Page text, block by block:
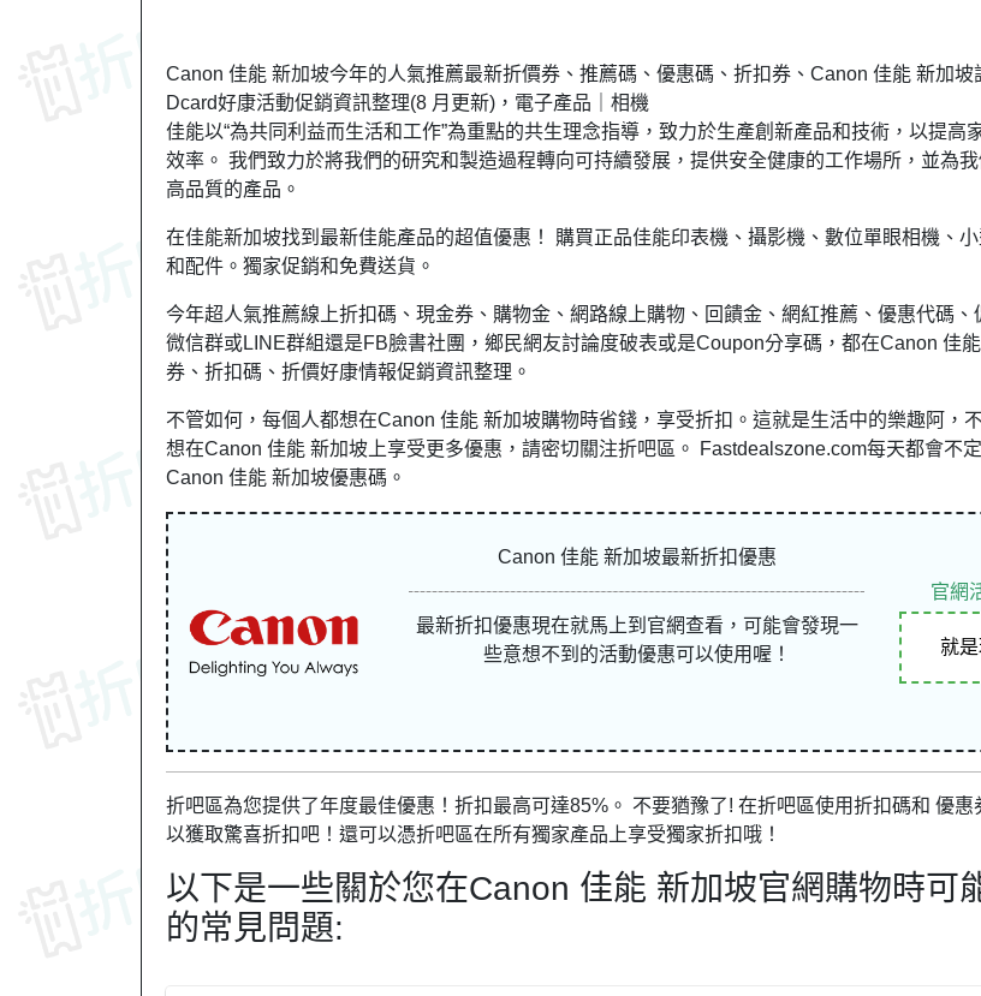
Canon 佳能 新加坡今年的人氣推薦最新折價券、推薦碼、優惠碼、折扣券、Canon 佳能 新加坡
Dcard好康活動促銷資訊整理(8 月更新)，電子產品｜相機
佳能以“為共同利益而生活和工作”為重點的共生理念指導，致力於生產創新產品和技術，以提高
效率。 我們致力於將我們的研究和製造過程轉向可持續發展，提供安全健康的工作場所，並為
高品質的產品。
在佳能新加坡找到最新佳能產品的超值優惠！ 購買正品佳能印表機、攝影機、數位單眼相機、
和配件。獨家促銷和免費送貨。
今年超人氣推薦線上折扣碼、現金券、購物金、網路線上購物、回饋金、網紅推薦、優惠代碼、
微信群或LINE群組還是FB臉書社團，鄉民網友討論度破表或是Coupon分享碼，都在Canon 佳
券、折扣碼、折價好康情報促銷資訊整理。
不管如何，每個人都想在Canon 佳能 新加坡購物時省錢，享受折扣。這就是生活中的樂趣阿，
想在Canon 佳能 新加坡上享受更多優惠，請密切關注折吧區。 Fastdealszone.com每天都會不
Canon 佳能 新加坡優惠碼。
Canon 佳能 新加坡最新折扣優惠
最新折扣優惠現在就馬上到官網查看，可能會發現一
些意想不到的活動優惠可以使用喔！
官網
就是
折吧區為您提供了年度最佳優惠！折扣最高可達85%。 不要猶豫了! 在折吧區使用折扣碼和 優惠
以獲取驚喜折扣吧！還可以憑折吧區在所有獨家產品上享受獨家折扣哦！
以下是一些關於您在Canon 佳能 新加坡官網購物時可
的常見問題: